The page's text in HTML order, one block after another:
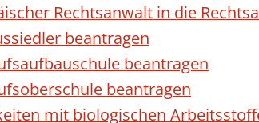
Rechtsanwalt in die
beantragen
beantragen
beantragen
mit biologischen